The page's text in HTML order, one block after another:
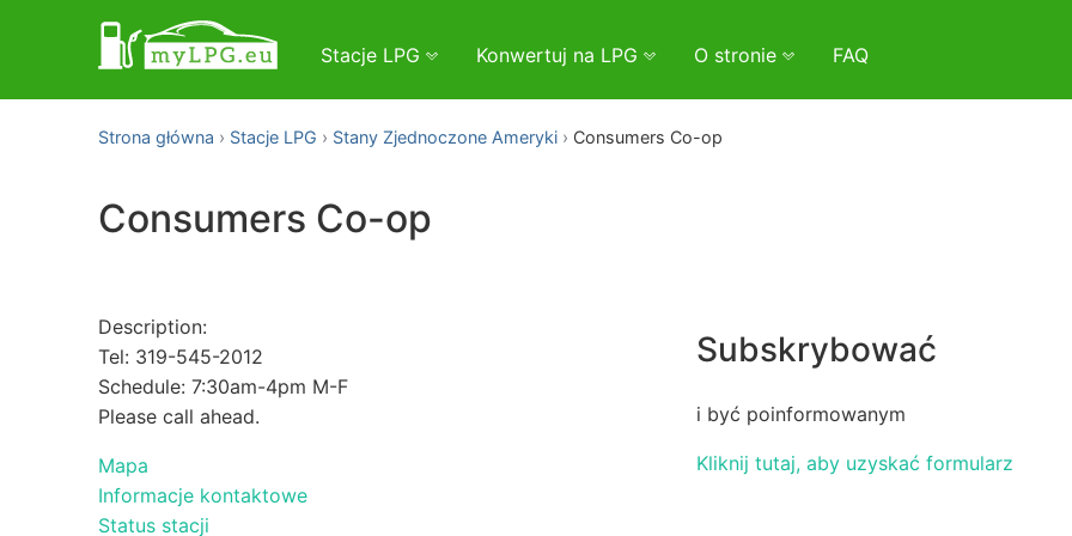
Stacje LPG Konwertuj na LPG O stronie FAQ
Strona główna Stacje LPG Stany Zjednoczone Ameryki Consumers Co-op
Consumers Co-op
Description:
Tel: 319-545-2012
Schedule: 7:30am-4pm M-F
Please call ahead.
Mapa
Informacje kontaktowe
Status stacji
Subskrybować
i być poinformowanym
Kliknij tutaj, aby uzyskać formularz